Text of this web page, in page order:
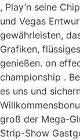
, Play’n seine
und Vegas
gewährleisten,
Grafiken,
genießen. on
championship .
es uns und
groß der Mega-
Strip-Show